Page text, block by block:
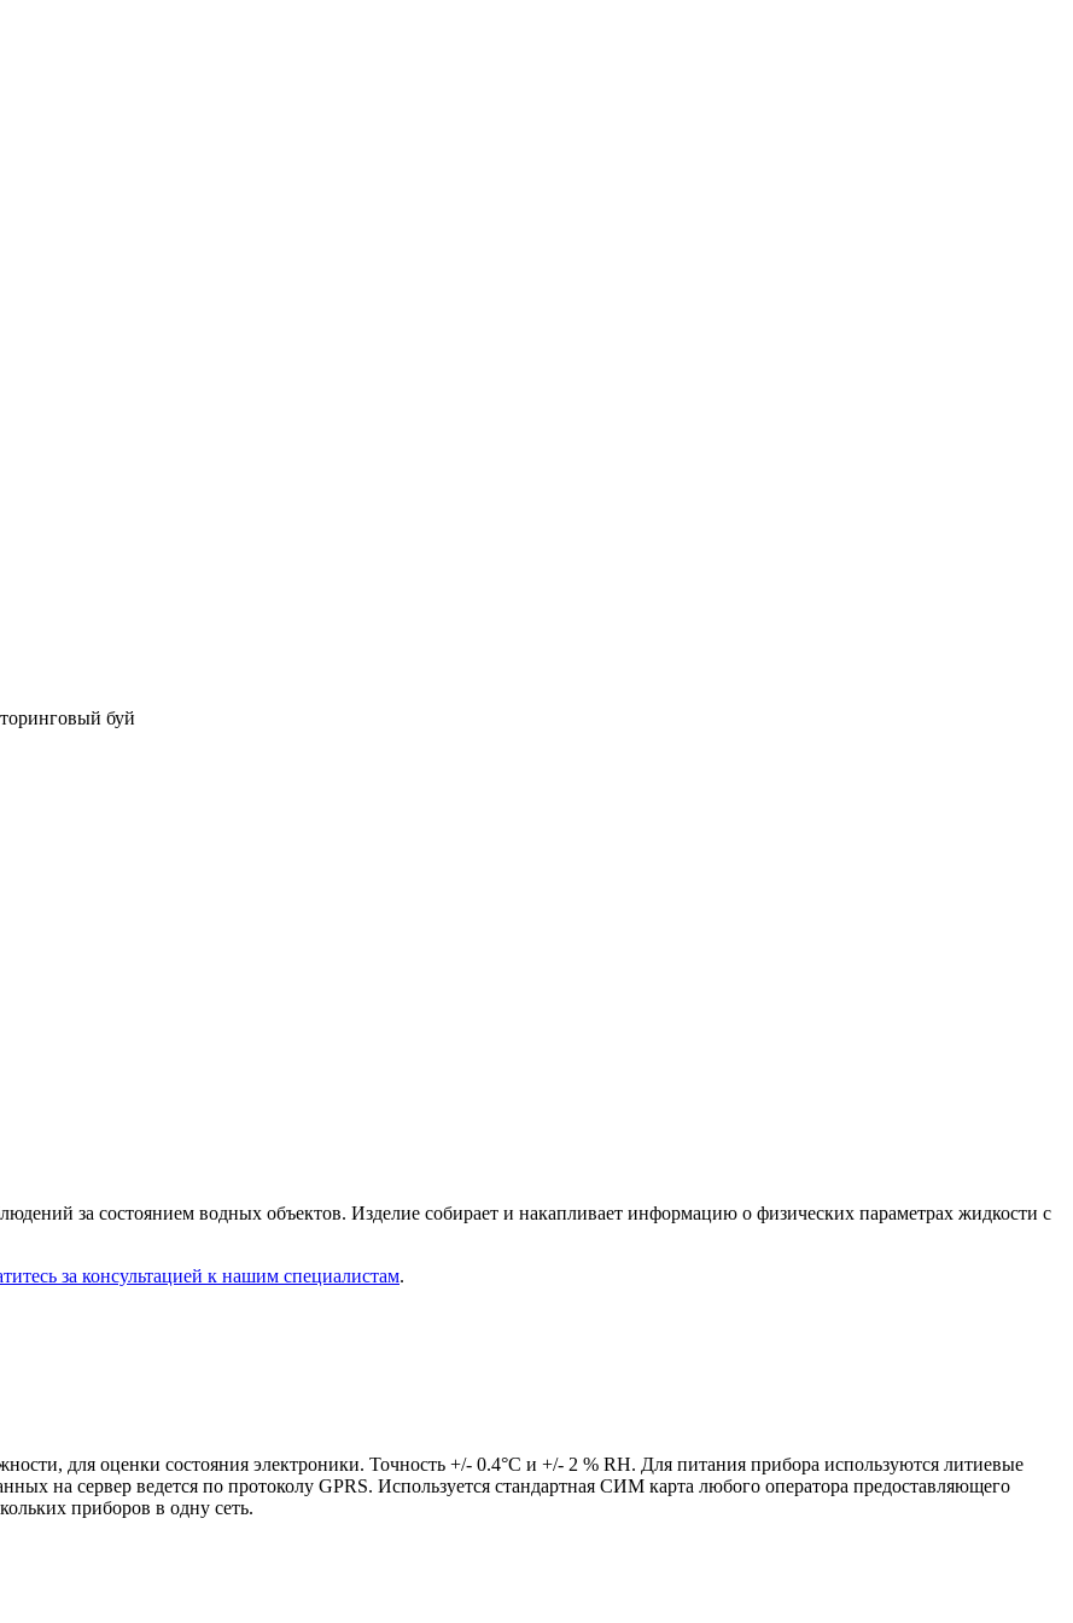
буй
за состоянием водных объектов. Изделие собирает и накапливает информацию о физических параметрах жидкости с
за консультацией к нашим специалистам.
для оценки состояния электроники. Точность +/- 0.4°C и +/- 2 % RH. Для питания прибора используются литиевые
на сервер ведется по протоколу GPRS. Используется стандартная СИМ карта любого оператора предоставляющего
приборов в одну сеть.